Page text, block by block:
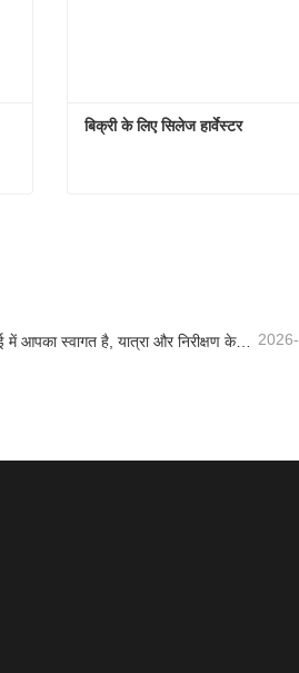
बिक्री के लिए सिलेज हार्वेस्टर
शेडोंग सेनरुई में आपका स्वागत है, यात्रा और निरीक्षण के लिए, और गहन सहयोग पर चर्चा करने के लिए